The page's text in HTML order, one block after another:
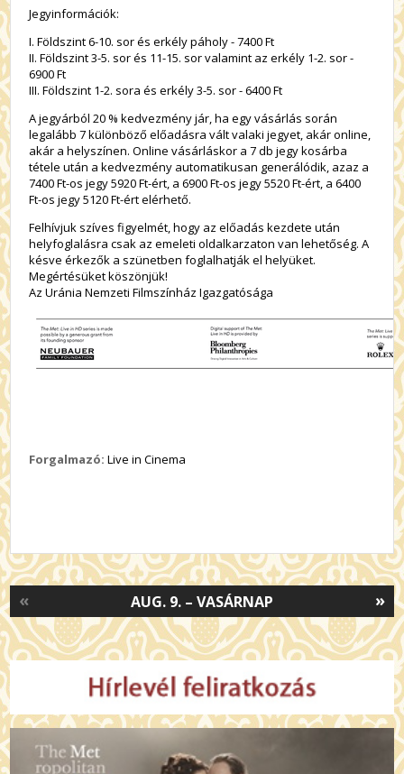
Jegyinformációk:
I. Földszint 6-10. sor és erkély páholy - 7400 Ft
II. Földszint 3-5. sor és 11-15. sor valamint az erkély 1-2. sor -
6900 Ft
III. Földszint 1-2. sora és erkély 3-5. sor - 6400 Ft
A jegyárból 20 % kedvezmény jár, ha egy vásárlás során
legalább 7 különböző előadásra vált valaki jegyet, akár online,
akár a helyszínen. Online vásárláskor a 7 db jegy kosárba
tétele után a kedvezmény automatikusan generálódik, azaz a
7400 Ft-os jegy 5920 Ft-ért, a 6900 Ft-os jegy 5520 Ft-ért, a 6400
Ft-os jegy 5120 Ft-ért elérhető.
Felhívjuk szíves figyelmét, hogy az előadás kezdete után
helyfoglalásra csak az emeleti oldalkarzaton van lehetőség. A
késve érkezők a szünetben foglalhatják el helyüket.
Megértésüket köszönjük!
Az Uránia Nemzeti Filmszínház Igazgatósága
Forgalmazó: Live in Cinema
»
AUG. 9. – VASÁRNAP
«